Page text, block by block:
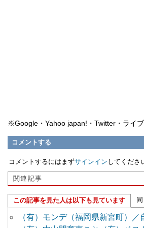
※Google・Yahoo japan!・Twitter・ライ
コメントする
コメントするにはまずサインイン してくださ
関連記事
この記事を見た人は以下も見ています
（有）モンデ（福岡県新宮町）／